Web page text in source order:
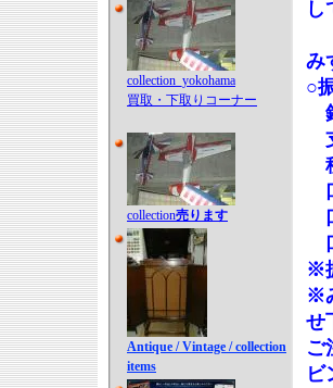
collection_yokohama
買取・下取りコーナー
collection売ります
Antique / Vintage / collection
items
し
み
○
※
※
せ
ご
ビ